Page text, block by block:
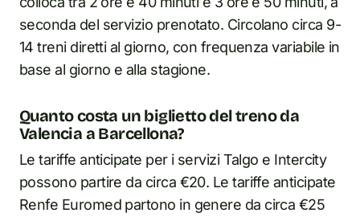
seconda del servizio prenotato. Circolano circa 9-
14 treni diretti al giorno, con frequenza variabile in
base al giorno e alla stagione.
Quanto costa un biglietto del treno da
Valencia a Barcellona?
Le tariffe anticipate per i servizi Talgo e Intercity
possono partire da circa €20. Le tariffe anticipate
Renfe Euromed partono in genere da circa €25